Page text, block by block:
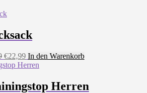
Ursprünglicher
Preis
€32,99
€22,99Aktueller
Preis
€22,99.
In den Warenkorb
Herren